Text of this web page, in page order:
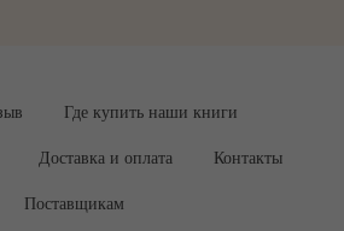
Где купить наши книги
Доставка и оплата Контакты
Поставщикам